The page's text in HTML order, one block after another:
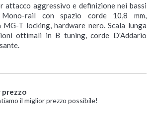
attacco aggressivo e definizione nei bassi
rail con spazio corde 10,8 mm,
MG-T locking, hardware nero. Scala lunga
ottimali in B tuning, corde D'Addario
prezzo
il miglior prezzo possibile!